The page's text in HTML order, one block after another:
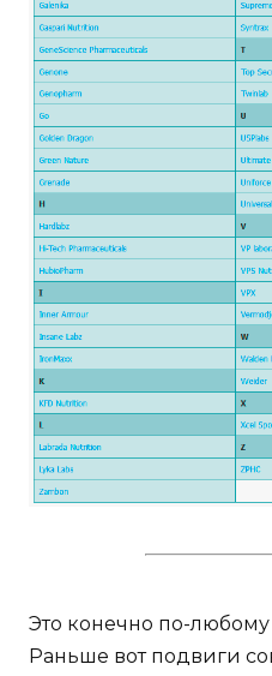
Это конечно по-
Раньше вот подвиги